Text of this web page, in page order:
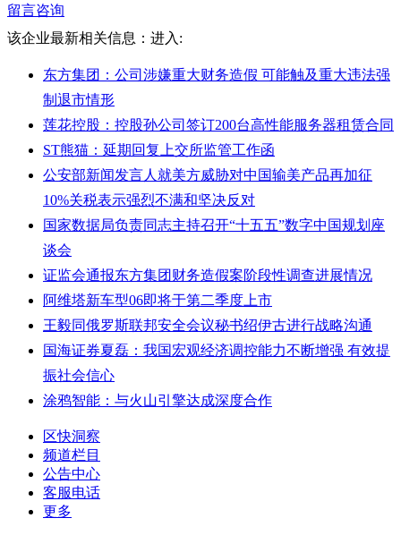
留言咨询
该企业最新相关信息： 进入:
东方集团：公司涉嫌重大财务造假 可能触及重大违法强
制退市情形
莲花控股：控股孙公司签订200台高性能服务器租赁合同
ST熊猫：延期回复上交所监管工作函
公安部新闻发言人就美方威胁对中国输美产品再加征
10%关税表示强烈不满和坚决反对
国家数据局负责同志主持召开“十五五”数字中国规划座
谈会
证监会通报东方集团财务造假案阶段性调查进展情况
阿维塔新车型06即将于第二季度上市
王毅同俄罗斯联邦安全会议秘书绍伊古进行战略沟通
国海证券夏磊：我国宏观经济调控能力不断增强 有效提
振社会信心
涂鸦智能：与火山引擎达成深度合作
区快洞察
频道栏目
公告中心
客服电话
更多